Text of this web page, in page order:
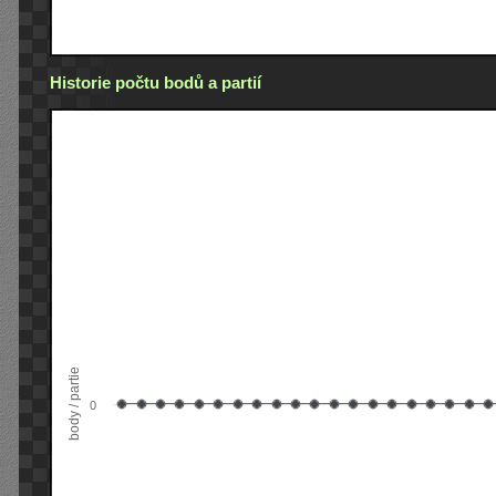
Historie počtu bodů a partií
body / partie 0